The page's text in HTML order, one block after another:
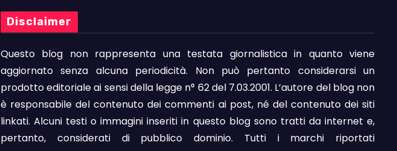
Disclaimer
Questo blog non rappresenta una testata giornalistica in quanto viene
aggiornato senza alcuna periodicità. Non può pertanto considerarsi un
prodotto editoriale ai sensi della legge n° 62 del 7.03.2001. L’autore del blog non
è responsabile del contenuto dei commenti ai post, né del contenuto dei siti
linkati. Alcuni testi o immagini inseriti in questo blog sono tratti da internet e,
pertanto, considerati di pubblico dominio. Tutti i marchi riportati